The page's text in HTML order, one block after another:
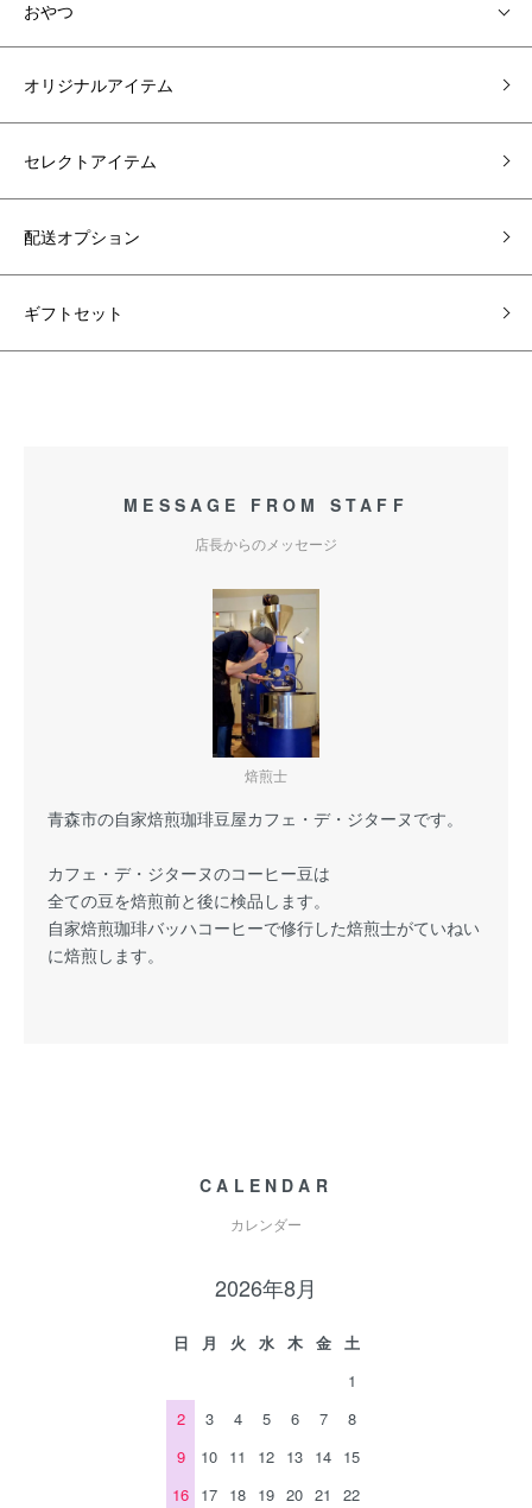
おやつ
オリジナルアイテム
セレクトアイテム
配送オプション
ギフトセット
MESSAGE FROM STAFF
店長からのメッセージ
焙煎士
青森市の自家焙煎珈琲豆屋カフェ・デ・ジターヌです。
カフェ・デ・ジターヌのコーヒー豆は
全ての豆を焙煎前と後に検品 します。
自家焙煎珈琲バッハコーヒーで修行した焙煎士がていねい
に焙煎します。
CALENDAR
カレンダー
2026年8月
日 月 火 水 木 金
土
1
2
3 4 5 6 7
8
9
10 11 12 13 14 15
16 17 18 19 20 21
22